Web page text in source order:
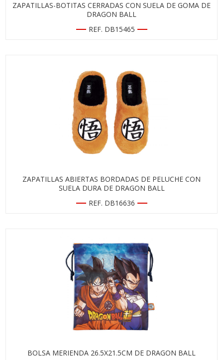
ZAPATILLAS-BOTITAS CERRADAS CON SUELA DE GOMA DE
DRAGON BALL
REF. DB15465
ZAPATILLAS ABIERTAS BORDADAS DE PELUCHE CON
SUELA DURA DE DRAGON BALL
REF. DB16636
BOLSA MERIENDA 26.5X21.5CM DE DRAGON BALL